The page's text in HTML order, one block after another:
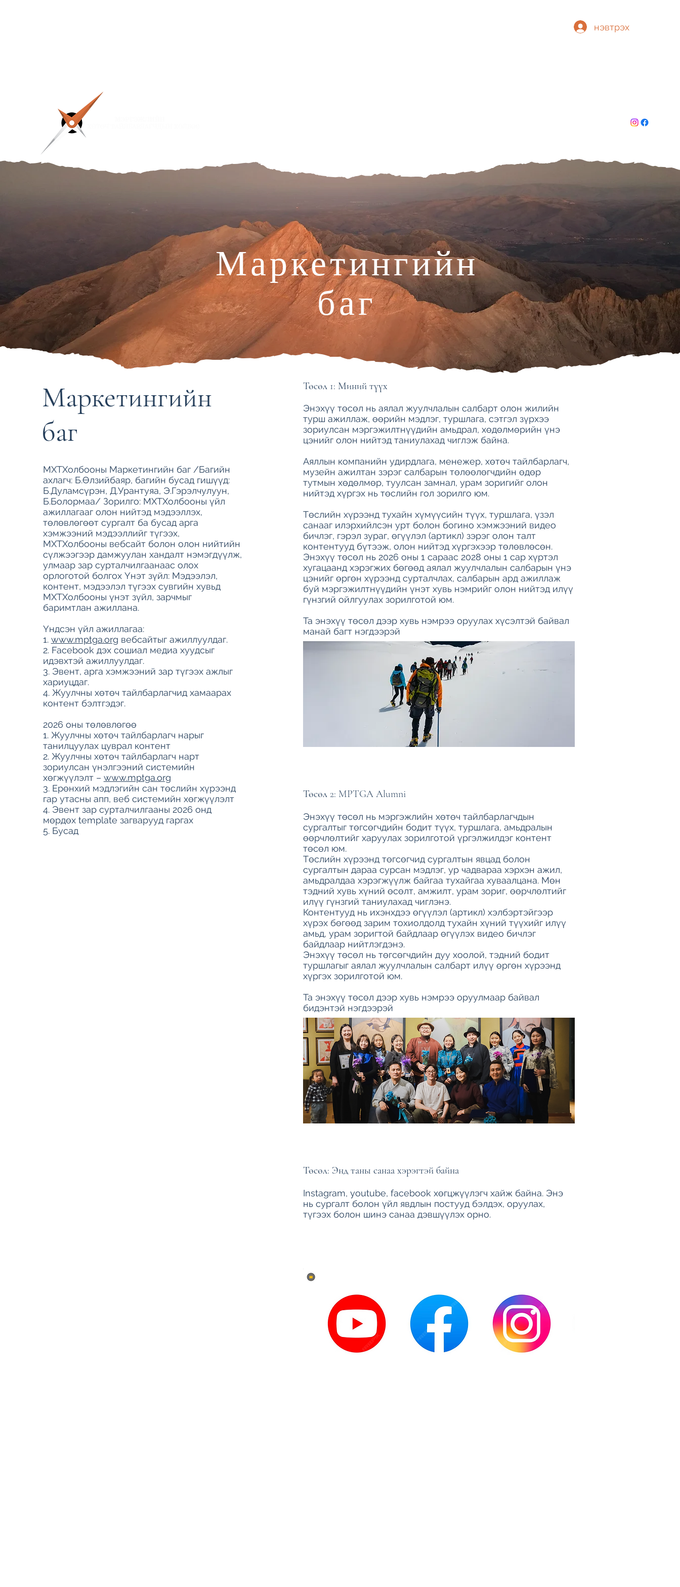
нэвтрэх
Маркетингийн
баг
МХТХолбооны Маркетингийн баг /Багийн
ахлагч: Б.Өлзийбаяр, багийн бусад гишүүд:
Б.Дуламсүрэн, Д.Урантуяа, Э.Гэрэлчулуун,
Б.Болормаа/ Зорилго: МХТХолбооны үйл
ажиллагааг олон нийтэд мэдээллэх,
төлөвлөгөөт сургалт ба бусад арга
хэмжээний мэдээллийг түгээх,
МХТХолбооны вебсайт болон олон нийтийн
сүлжээгээр дамжуулан хандалт нэмэгдүүлж,
улмаар зар сурталчилгаанаас олох
орлоготой болгох Үнэт зүйл: Мэдээлэл,
контент, мэдээлэл түгээх сувгийн хувьд
МХТХолбооны үнэт зүйл, зарчмыг
баримтлан ажиллана.
Үндсэн үйл ажиллагаа:
1. www.mptga.org вебсайтыг ажиллуулдаг.
2. Facebook дэх сошиал медиа хуудсыг
идэвхтэй ажиллуулдаг.
3. Эвент, арга хэмжээний зар түгээх ажлыг
хариуцдаг.
4. Жуулчны хөтөч тайлбарлагчид хамаарах
контент бэлтгэдэг.
2026 оны төлөвлөгөө
1. Жуулчны хөтөч тайлбарлагч нарыг
танилцуулах цуврал контент
2. Жуулчны хөтөч тайлбарлагч нарт
зориулсан үнэлгээний системийн
хөгжүүлэлт – www.mptga.org
3. Ерөнхий мэдлэгийн сан төслийн хүрээнд
гар утасны апп, веб системийн хөгжүүлэлт
4. Эвент зар сурталчилгааны 2026 онд
мөрдөх template загварууд гаргах
5. Бусад
Төсөл 1: Миний түүх
Энэхүү төсөл нь аялал жуулчлалын салбарт олон жилийн
турш ажиллаж, өөрийн мэдлэг, туршлага, сэтгэл зүрхээ
зориулсан мэргэжилтнүүдийн амьдрал, хөдөлмөрийн үнэ
цэнийг олон нийтэд таниулахад чиглэж байна.
Аяллын компанийн удирдлага, менежер, хөтөч тайлбарлагч,
музейн ажилтан зэрэг салбарын төлөөлөгчдийн өдөр
тутмын хөдөлмөр, туулсан замнал, урам зоригийг олон
нийтэд хүргэх нь төслийн гол зорилго юм.
Төслийн хүрээнд тухайн хүмүүсийн түүх, туршлага, үзэл
санааг илэрхийлсэн урт болон богино хэмжээний видео
бичлэг, гэрэл зураг, өгүүлэл (артикл) зэрэг олон талт
контентууд бүтээж, олон нийтэд хүргэхээр төлөвлөсөн.
Энэхүү төсөл нь 2026 оны 1 сараас 2028 оны 1 сар хүртэл
хугацаанд хэрэгжих бөгөөд аялал жуулчлалын салбарын үнэ
цэнийг өргөн хүрээнд сурталчлах, салбарын ард ажиллаж
буй мэргэжилтнүүдийн үнэт хувь нэмрийг олон нийтэд илүү
гүнзгий ойлгуулах зорилготой юм.
Та энэхүү төсөл дээр хувь нэмрээ оруулах хүсэлтэй байвал
манай багт нэгдээрэй
Төсөл 2: MPTGA Alumni
Энэхүү төсөл нь мэргэжлийн хөтөч тайлбарлагчдын
сургалтыг төгсөгчдийн бодит түүх, туршлага, амьдралын
өөрчлөлтийг харуулах зорилготой үргэлжилдэг контент
төсөл юм.
Төслийн хүрээнд төгсөгчид сургалтын явцад болон
сургалтын дараа сурсан мэдлэг, ур чадвараа хэрхэн ажил,
амьдралдаа хэрэгжүүлж байгаа тухайгаа хуваалцана. Мөн
тэдний хувь хүний өсөлт, амжилт, урам зориг, өөрчлөлтийг
илүү гүнзгий таниулахад чиглэнэ.
Контентууд нь ихэнхдээ өгүүлэл (артикл) хэлбэртэйгээр
хүрэх бөгөөд зарим тохиолдолд тухайн хүний түүхийг илүү
амьд, урам зоригтой байдлаар өгүүлэх видео бичлэг
байдлаар нийтлэгдэнэ.
Энэхүү төсөл нь төгсөгчдийн дуу хоолой, тэдний бодит
туршлагыг аялал жуулчлалын салбарт илүү өргөн хүрээнд
хүргэх зорилготой юм.
Та энэхүү төсөл дээр хувь нэмрээ оруулмаар байвал
бидэнтэй нэгдээрэй
Төсөл: Энд таны санаа хэрэгтэй байна
Instagram, youtube, facebook хөгцжүүлэгч хайж байна. Энэ
нь сургалт болон үйл явдлын постууд бэлдэх, оруулах,
түгээх болон шинэ санаа дэвшүүлэх орно.
Маркетингийн
баг